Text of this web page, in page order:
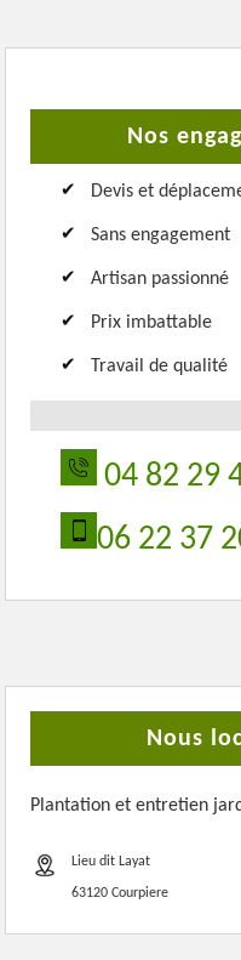
Nos
Devis et
Sans engagement
Artisan passionné
Prix imbattable
Travail de qualité
04 82 29
06 22 37
Nous
Plantation et entretien
Lieu dit Layat
63120 Courpiere